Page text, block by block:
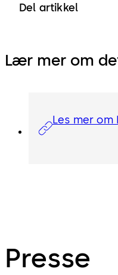
Del artikkel
Lær mer om
Les mer om
Presse